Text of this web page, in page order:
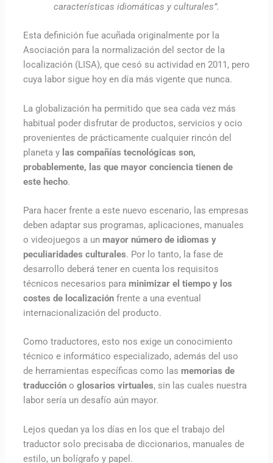
características idiomáticas y culturales”.
Esta definición fue acuñada originalmente por la
Asociación para la normalización del sector de la
localización (LISA), que cesó su actividad en 2011, pero
cuya labor sigue hoy en día más vigente que nunca.
La globalización ha permitido que sea cada vez más
habitual poder disfrutar de productos, servicios y ocio
provenientes de prácticamente cualquier rincón del
planeta y las compañías tecnológicas son,
probablemente, las que mayor conciencia tienen de
este hecho.
Para hacer frente a este nuevo escenario, las empresas
deben adaptar sus programas, aplicaciones, manuales
o videojuegos a un mayor número de idiomas y
peculiaridades culturales. Por lo tanto, la fase de
desarrollo deberá tener en cuenta los requisitos
técnicos necesarios para minimizar el tiempo y los
costes de localizaciónfrente a una eventual
internacionalización del producto.
Como traductores, esto nos exige un conocimiento
técnico e informático especializado, además del uso
de herramientas específicas como las memorias de
traduccióno glosarios virtuales, sin las cuales nuestra
labor sería un desafío aún mayor.
Lejos quedan ya los días en los que el trabajo del
traductor solo precisaba de diccionarios, manuales de
estilo, un bolígrafo y papel.